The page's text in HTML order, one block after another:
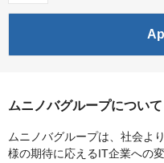
ムニノバグループについて
ムニノバグループは、社会よ
様の期待に応えるIT企業への